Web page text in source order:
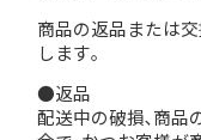
商品の返品または
します｡
●返品
配送中の破損､商品